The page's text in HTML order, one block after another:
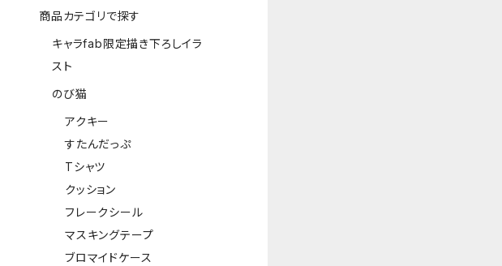
商品カテゴリで探す
キャラfab限定描き下ろしイラ
スト
のび猫
アクキー
すたんだっぷ
Tシャツ
クッション
フレークシール
マスキングテープ
ブロマイドケース